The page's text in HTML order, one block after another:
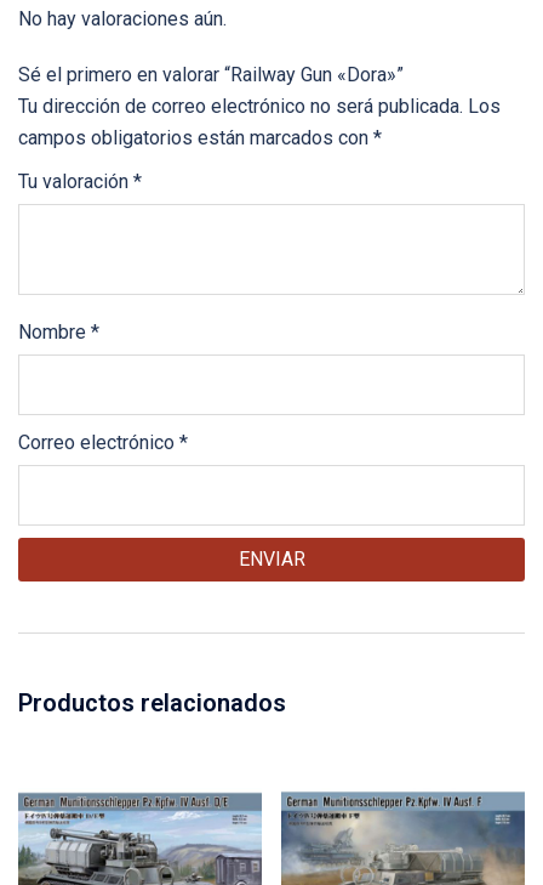
No hay valoraciones aún.
Sé el primero en valorar “Railway Gun «Dora»”
Tu dirección de correo electrónico no será publicada. Los
campos obligatorios están marcados con *
Tu valoración *
Nombre *
Correo electrónico *
Productos relacionados